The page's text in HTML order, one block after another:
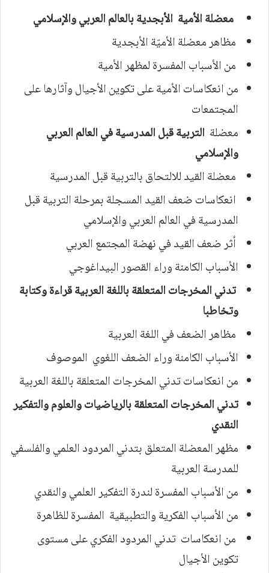
معضلة الأمية الأبجديةبالعالم العربي والإسلامي
مظاهر معضلة الأميّة الأبجدية
من الأسباب المفسرة لمظهر الأمية
من انعكاسات الأمية على تكوين الأجيال وآثارها على
المجتمعات
معضلة التربية قبل المدرسية في العالم العربي
والإسلامي
معضلة القيد للالتحاق بالتربية قبل المدرسية
انعكاسات ضعف القيد المسجلة بمرحلة التربية قبل
المدرسية في العالم العربي والإسلامي
أثر ضعف القيد في نهضة المجتمع العربي
الأسباب الكامنة وراء القصور البيداغوجي
تدني المخرجات المتعلقة باللغة العربية قراءة وكتابة
وتخاطبا
مظاهر الضعف في اللغة العربية
الأسباب الكامنة وراء الضعف اللغوي الموصوف
من انعكاسات تدني المخرجات المتعلقة باللغة العربية
تدني المخرجات المتعلقة بالرياضيات والعلوم والتفكير
النقدي
مظهر المعضلة المتعلق بتدني المردود العلمي والفلسفي
للمدرسة العربية
من الأسباب المفسرة لندرة التفكير العلمي والنقدي
من الأسباب الفكرية والتطبيقية المفسرة للظاهرة
من انعكاسات تدني المردود الفكري على مستوى
تكوين الأجيال